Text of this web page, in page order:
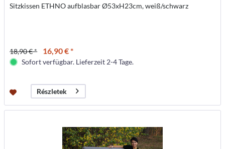
Sitzkissen ETHNO aufblasbar Ø53xH23cm, weiß/schwarz
18,90 € * 16,90 € *
Sofort verfügbar. Lieferzeit 2-4 Tage.
Részletek